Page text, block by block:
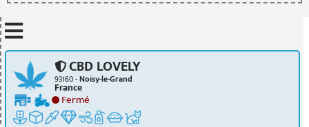
CBD LOVELY
93160 -Noisy-le-Grand
France
Fermé